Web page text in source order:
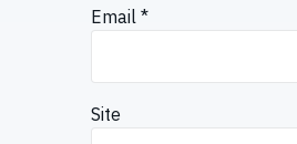
Email *
Site